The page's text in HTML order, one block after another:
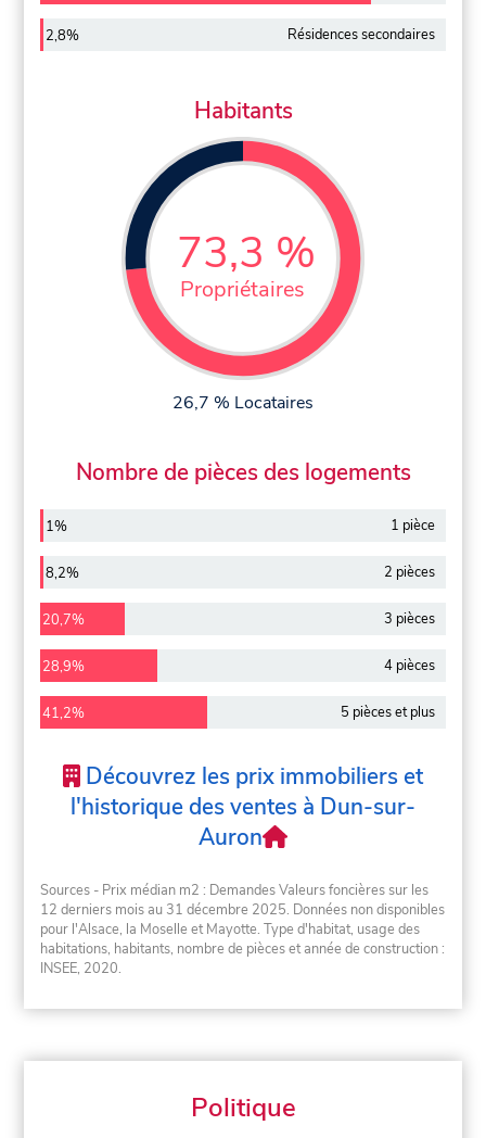
2,8% Résidences secondaires
Habitants
73,3 %
Propriétaires
26,7 % Locataires
Nombre de pièces des logements
1% 1 pièce
8,2% 2 pièces
20,7% 3 pièces
28,9% 4 pièces
41,2% 5 pièces et plus
Découvrez les prix immobiliers et
l'historique des ventes à Dun-sur-
Auron
Sources - Prix médian m2 : Demandes Valeurs foncières sur les
12 derniers mois au 31 décembre 2025. Données non disponibles
pour l'Alsace, la Moselle et Mayotte. Type d'habitat, usage des
habitations, habitants, nombre de pièces et année de construction :
INSEE, 2020.
Politique